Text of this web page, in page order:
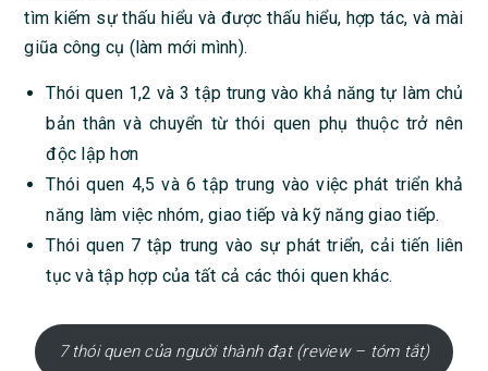
tìm kiếm sự thấu hiểu và được thấu hiểu, hợp tác, và mài
giũa công cụ (làm mới mình).
Thói quen 1,2 và 3 tập trung vào khả năng tự làm chủ
bản thân và chuyển từ thói quen phụ thuộc trở nên
độc lập hơn
Thói quen 4,5 và 6 tập trung vào việc phát triển khả
năng làm việc nhóm, giao tiếp và kỹ năng giao tiếp.
Thói quen 7 tập trung vào sự phát triển, cải tiến liên
tục và tập hợp của tất cả các thói quen khác.
7 thói quen của người thành đạt (review – tóm tắt)